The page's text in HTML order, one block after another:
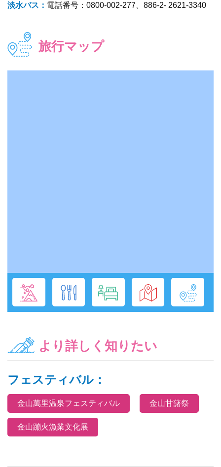
淡水バス： 電話番号：0800-002-277、886-2- 2621-3340
旅行マップ
より詳しく知りたい
フェスティバル：
金山萬里温泉フェスティバル 金山甘藷祭
金山蹦火漁業文化展